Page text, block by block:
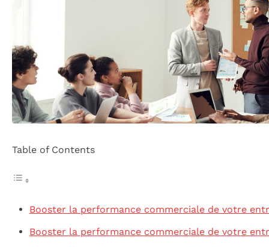
Table of Contents
Booster la performance commerciale de votre
Booster la performance commerciale de votre